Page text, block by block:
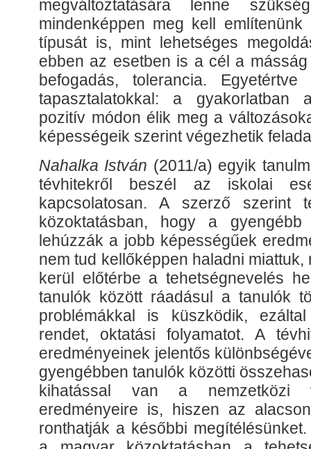
megváltoztatására lenne
mindenképpen meg kell
típusát is, mint lehetséges
ebben az esetben is a cél a
befogadás, tolerancia.
tapasztalatokkal: a gyakorlatban
pozitív módon élik meg a
képességeik szerint végezhetik
Nahalka István (2011/a) egyik
tévhitekről beszél az iskolai
kapcsolatosan. A szerző szerint
közoktatásban, hogy a gyengébb
lehúzzák a jobb képességűek
nem tud kellőképpen haladni
kerül előtérbe a tehetségnevelés
tanulók között ráadásul a tanulók
problémákkal is küszködik,
rendet, oktatási folyamatot. A
eredményeinek jelentős
gyengébben tanulók közötti
kihatással van a nemzetközi
eredményeire is, hiszen az
ronthatják a későbbi